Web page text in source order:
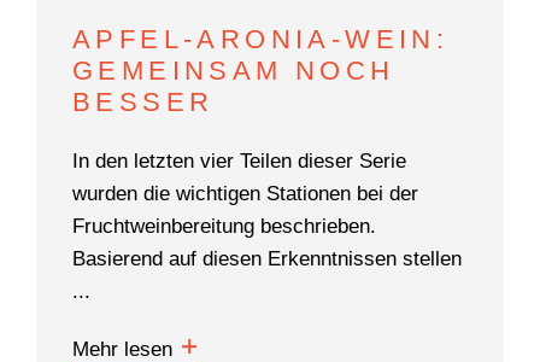
APFEL-ARONIA-WEIN:
GEMEINSAM NOCH
BESSER
In den letzten vier Teilen dieser Serie
wurden die wichtigen Stationen bei der
Fruchtweinbereitung beschrieben.
Basierend auf diesen Erkenntnissen stellen
...
Mehr lesen